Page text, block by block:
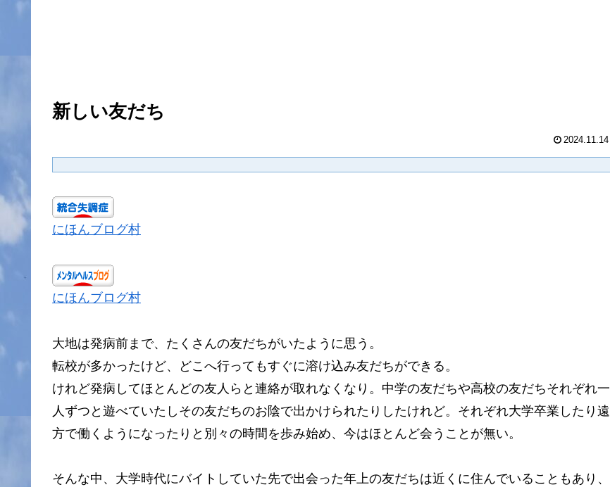
新しい友だち
2024.11.14
にほんブログ村
にほんブログ村
大地は発病前まで、たくさんの友だちがいたように思う。
転校が多かったけど、どこへ行ってもすぐに溶け込み友だちができる。
けれど発病してほとんどの友人らと連絡が取れなくなり。中学の友だちや高校の友だちそれぞれ一
人ずつと遊べていたしその友だちのお陰で出かけられたりしたけれど。それぞれ大学卒業したり遠
方で働くようになったりと別々の時間を歩み始め、今はほとんど会うことが無い。
そんな中、大学時代にバイトしていた先で出会った年上の友だちは近くに住んでいることもあり、